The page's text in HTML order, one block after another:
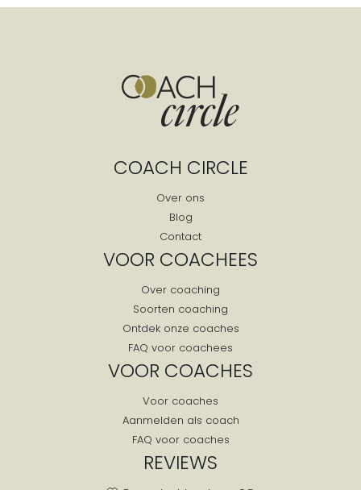
Epen
Griendtsveen
Gulpen-wittem
COACH CIRCLE
Over ons
Blog
Contact
VOOR COACHEES
Over coaching
Soorten coaching
Ontdek onze coaches
FAQ voor coachees
VOOR COACHES
Voor coaches
Aanmelden als coach
FAQ voor coaches
REVIEWS